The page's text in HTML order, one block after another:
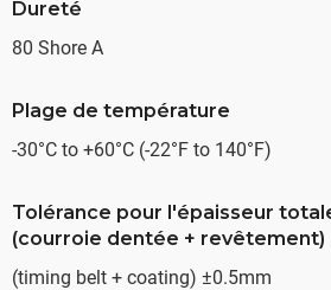
Dureté
80 Shore A
Plage de température
-30°C to +60°C (-22°F to 140°F)
Tolérance pour l'épaisseur
(courroie dentée + revêtement)
(timing belt + coating) ±0.5mm